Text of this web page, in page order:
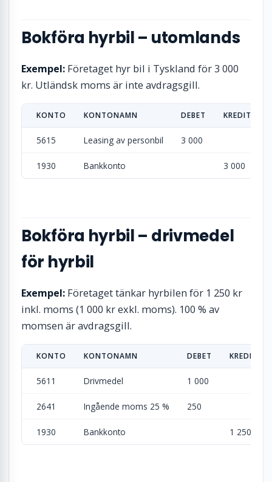
Bokföra hyrbil – utomlands
Exempel: Företaget hyr bil i Tyskland för 3 000
kr. Utländsk moms är inte avdragsgill.
KONTO KONTONAMN DEBET KREDIT
5615 Leasing av personbil 3 000
1930 Bankkonto 3 000
Bokföra hyrbil – drivmedel
för hyrbil
Exempel: Företaget tänkar hyrbilen för 1 250 kr
inkl. moms (1 000 kr exkl. moms). 100 % av
momsen är avdragsgill.
KONTO KONTONAMN DEBET KREDIT
5611 Drivmedel 1 000
2641 Ingående moms 25 % 250
1930 Bankkonto 1 250